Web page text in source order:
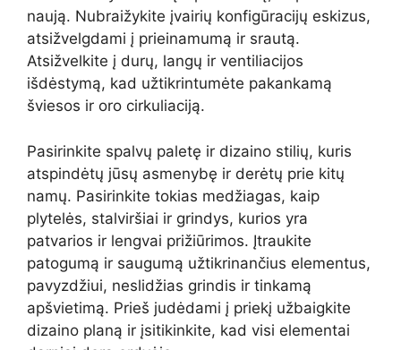
naują. Nubraižykite įvairių konfigūracijų eskizus,
atsižvelgdami į prieinamumą ir srautą.
Atsižvelkite į durų, langų ir ventiliacijos
išdėstymą, kad užtikrintumėte pakankamą
šviesos ir oro cirkuliaciją.
Pasirinkite spalvų paletę ir dizaino stilių, kuris
atspindėtų jūsų asmenybę ir derėtų prie kitų
namų. Pasirinkite tokias medžiagas, kaip
plytelės, stalviršiai ir grindys, kurios yra
patvarios ir lengvai prižiūrimos. Įtraukite
patogumą ir saugumą užtikrinančius elementus,
pavyzdžiui, neslidžias grindis ir tinkamą
apšvietimą. Prieš judėdami į priekį užbaigkite
dizaino planą ir įsitikinkite, kad visi elementai